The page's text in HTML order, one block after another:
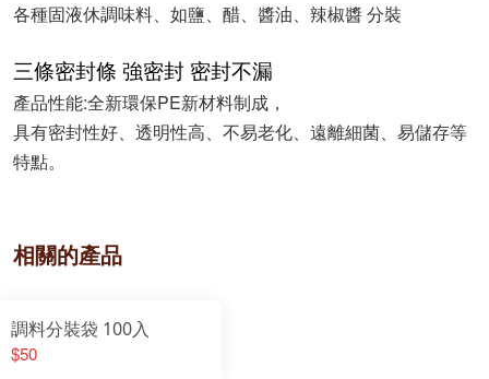
各種固液休調味料、 如鹽、醋、醬油、辣椒醬 分裝
三條密封條 強密封 密封不漏
產品性能:全新環保PE新材料制成，
具有密封性好、透明性高、不易老化、遠離細菌、易儲存等
特點。
相關的產品
調料分裝袋 100入
$50